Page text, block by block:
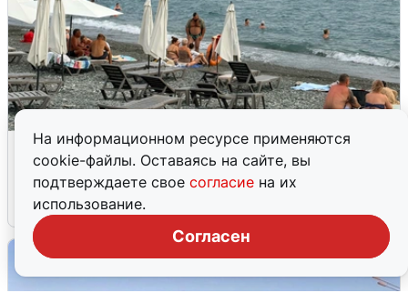
На информационном ресурсе применяются
cookie-файлы. Оставаясь на сайте, вы
подтверждаете свое согласие на их
использование.
Согласен
Жители и туристы Сочи рассказали
об атаке БПЛА 5 августа
5 августа 0